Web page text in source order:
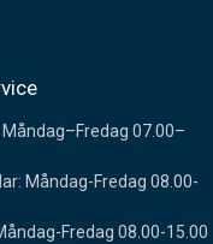
07.00–
Måndag-Fredag 08.00-
Fredag 08.00-15.00